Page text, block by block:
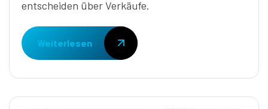
entscheiden über Verkäufe.
Weiterlesen